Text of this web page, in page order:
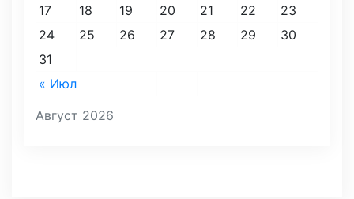
Август 2026
« Июл
17
18 19 20 21 22
23
24
25 26 27 28 29
30
31